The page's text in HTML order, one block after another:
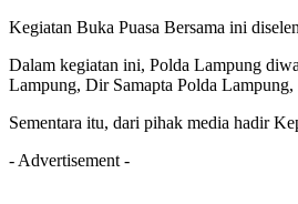
Kegiatan Buka Puasa Bersama ini
Dalam kegiatan ini, Polda Lampung
Lampung, Dir Samapta Polda
Sementara itu, dari pihak media hadir
- Advertisement -